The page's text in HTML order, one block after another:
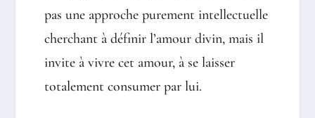
pas une approche purement intellectuelle
cherchant à définir l’amour divin, mais il
invite à vivre cet amour, à se laisser
totalement consumer par lui.